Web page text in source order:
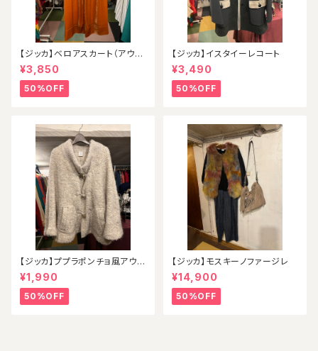
【ジッカ】ベロアスカート（アウト
レット）
¥3,850
50%OFF
【ジッカ】イスタイーレコート
¥3,490
50%OFF
【ジッカ】ププラポンチョ風アウタ
ー
¥1,990
50%OFF
【ジッカ】モスキーノファージレ
¥14,900
50%OFF